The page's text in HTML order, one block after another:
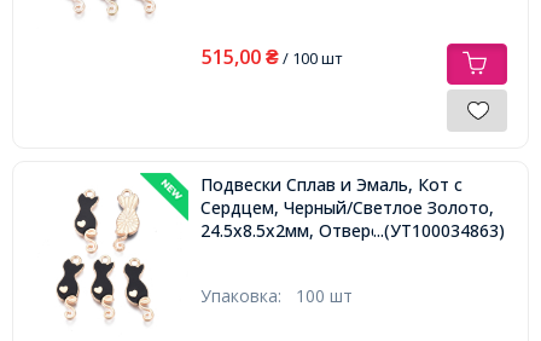
515,00 ₴/ 100 шт
Подвески Сплав и Эмаль, Кот с
Сердцем, Черный/Светлое Золото,
24.5х8.5х2мм, Отверстие: 1.8мм,
...(УТ100034863)
Упаковка: 100 шт